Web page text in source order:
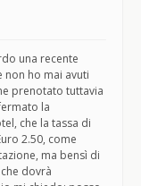
una recente
non ho mai avuti
prenotato tuttavia
la
che la tassa di
2.50, come
ma bensì di
dovrà